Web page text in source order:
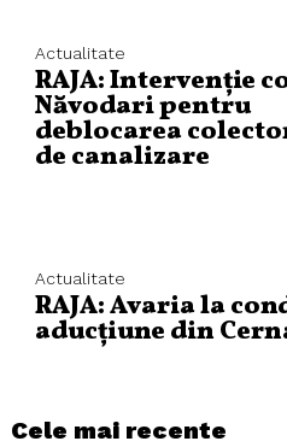
Actualitate
RAJA: Intervenție
Năvodari pentru
deblocarea
de canalizare
Actualitate
RAJA: Avaria la
aducțiune din
Cele mai recente